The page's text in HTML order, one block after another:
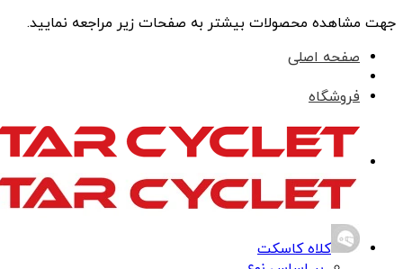
جهت مشاهده محصولات بیشتر به صفحات زیر مراجعه نمایید.
صفحه اصلی
فروشگاه
کلاه کاسکت